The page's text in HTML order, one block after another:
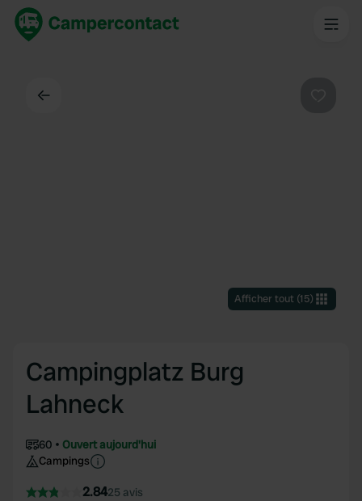
Afficher tout(15)
Campingplatz Burg
Lahneck
60
Ouvert aujourd'hui
Campings
2.8425 avis